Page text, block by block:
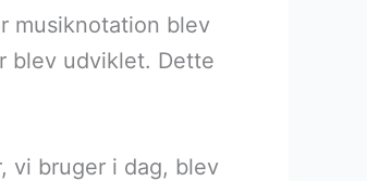
musiknotation blev
blev udviklet. Dette
vi bruger i dag, blev